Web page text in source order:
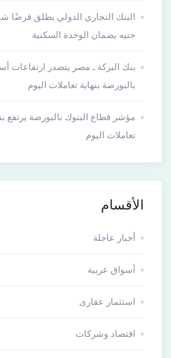
جنيه بضمان الوحدة السكنية
بنك البركة ـ مصر يتصدر ارتفاعات
بالبورصة بنهاية تعاملات اليوم
تعاملات اليوم
الأقسام
أخبار عاجلة
أسواق عربية
استثمار عقارى
اقتصاد وشركات